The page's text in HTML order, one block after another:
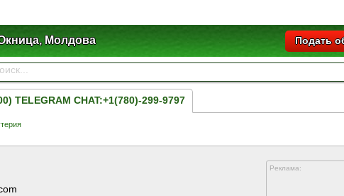
Молдова Подать
TELEGRAM CHAT:+1(780)-299-9797
Реклама: